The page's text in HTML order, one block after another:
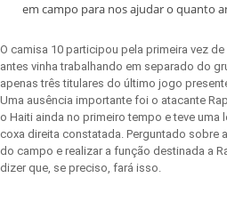
em campo para nos ajudar o quanto
O camisa 10 participou pela primeira vez
antes vinha trabalhando em separado do
apenas três titulares do último jogo
Uma ausência importante foi o atacante
o Haiti ainda no primeiro tempo e teve
coxa direita constatada. Perguntado sobre
do campo e realizar a função destinada a
dizer que, se preciso, fará isso.